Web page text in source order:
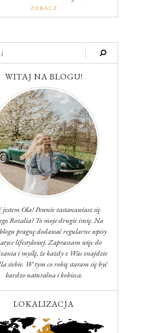
ZOBACZ
WITAJ NA BLOGU!
jestem Ola! Pewnie zastanawiasz się
Rozalia? To moje drugie imię. Na
pragnę dodawać regularne wpisy
lifestylowej. Zapraszam więc do
i myślę, że każdy z Was znajdzie
siebie. W tym co robię staram się być
bardzo naturalna i kobieca.
LOKALIZACJA